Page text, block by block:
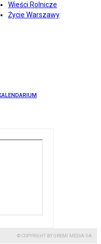
Wieści Rolnicze
Życie Warszawy
© COPYRIGHT BY GREMI MEDIA SA